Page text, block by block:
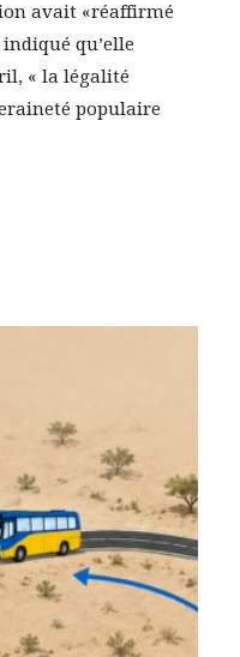
avait «réaffirmé
qu’elle
« la légalité
populaire